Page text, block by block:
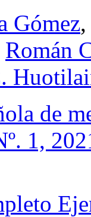
Gómez
Román
de
1,